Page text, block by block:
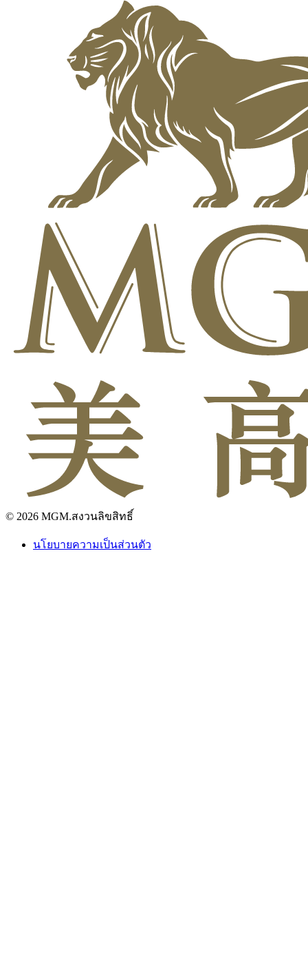
© 2026 MGM.สงวนลิขสิทธิ์
นโยบายความเป็นส่วนตัว